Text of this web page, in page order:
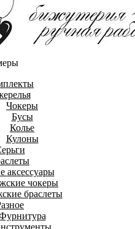
Чокеры
Бусы
Колье
Кулоны
аксессуары
чокеры
браслеты